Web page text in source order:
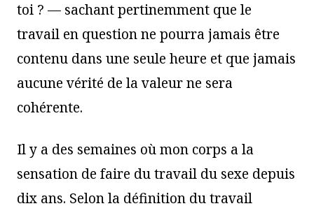
toi ? — sachant pertinemment que le
travail en question ne pourra jamais être
contenu dans une seule heure et que jamais
aucune vérité de la valeur ne sera
cohérente.
Il y a des semaines où mon corps a la
sensation de faire du travail du sexe depuis
dix ans. Selon la définition du travail